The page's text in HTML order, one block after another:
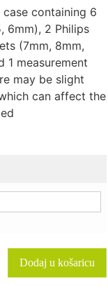
containing 6
6mm), 2 Philips
(7mm, 8mm,
1 measurement
may be slight
can affect the
Dodaj u košaricu